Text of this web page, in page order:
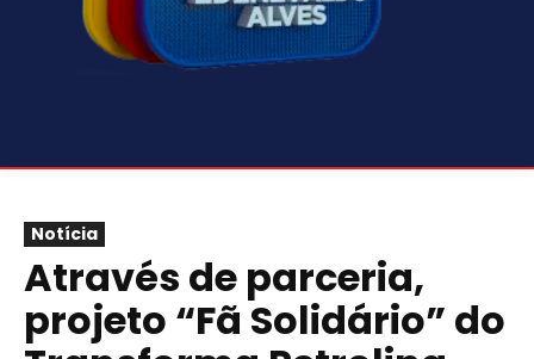
Notícia
Através de parceria,
projeto “Fã Solidário” do